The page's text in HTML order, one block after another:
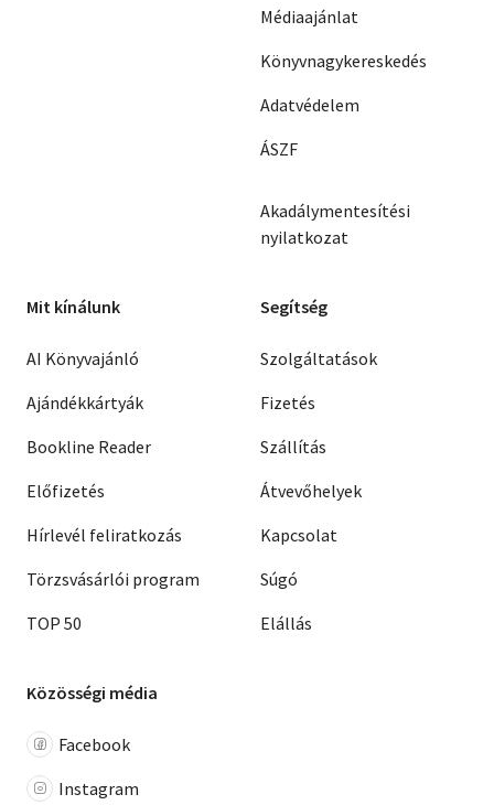
Médiaajánlat
Könyvnagykereskedés
Adatvédelem
ÁSZF
Akadálymentesítési
nyilatkozat
Mit kínálunk
AI Könyvajánló
Ajándékkártyák
Bookline Reader
Előfizetés
Hírlevél feliratkozás
Törzsvásárlói program
TOP 50
Segítség
Szolgáltatások
Fizetés
Szállítás
Átvevőhelyek
Kapcsolat
Súgó
Elállás
Közösségi média
Facebook
Instagram